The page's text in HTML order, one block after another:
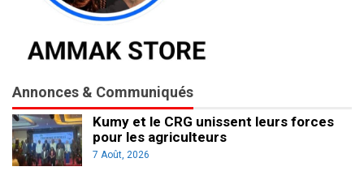
Annonces & Communiqués
Kumy et le CRG unissent leurs forces
pour les agriculteurs
7 Août, 2026